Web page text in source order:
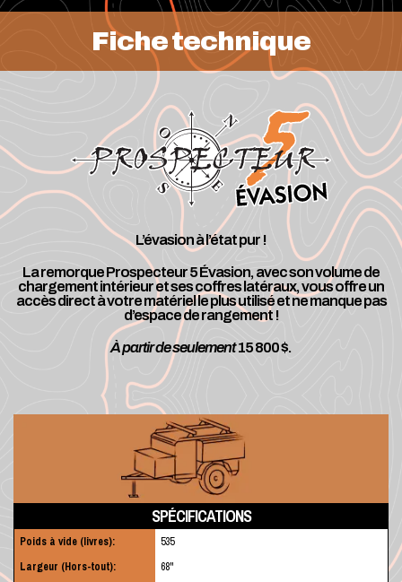
Fiche technique
L’évasion à l’état pur !
La remorque Prospecteur 5 Évasion, avec son volume de
chargement intérieur et ses coffres latéraux, vous offre un
accès direct à votre matériel le plus utilisé et ne manque pas
d’espace de rangement !
À partir de seulement15 800 $.
SPÉCIFICATIONS
Poids à vide (livres):
535
Largeur (Hors-tout):
68"